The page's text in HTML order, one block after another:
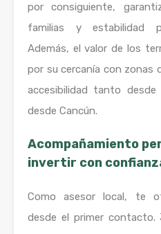
por consiguiente,
familias y estabilidad
Además, el valor de los
por su cercanía con zonas
accesibilidad tanto desde
desde Cancún.
Acompañamiento
invertir con
Como asesor local, te
desde el primer contacto.